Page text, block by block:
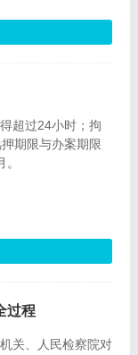
超过24小时；拘
期限与办案期限
过程
关、人民检察院对